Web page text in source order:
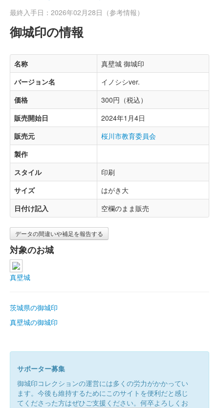
最終入手日：2026年02月28日（参考情報）
御城印の情報
名称
真壁城 御城印
バージョン名
イノシシver.
価格
300円（税込）
販売開始日
2024年1月4日
販売元
桜川市教育委員会
製作
スタイル
印刷
サイズ
はがき大
日付け記入
空欄のまま販売
データの間違いや補足を報告する
対象のお城
真壁城
茨城県の御城印
真壁城の御城印
サポーター募集
御城印コレクションの運営には多くの労力がかかってい
ます。今後も維持するためにこのサイトを便利だと感じ
てくださった方はぜひご支援ください。何卒よろしくお